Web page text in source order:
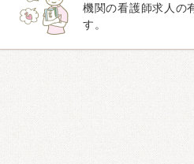
機関の看護師求人の
す。